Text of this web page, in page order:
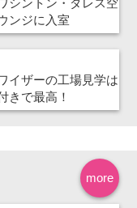
シントン・ダレス空
ンジに入室
イザーの工場見学は
きで最高！
more